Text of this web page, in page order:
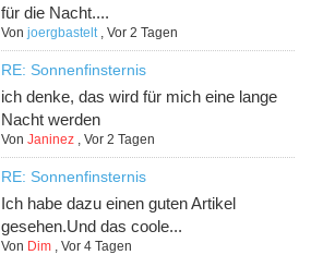
für die Nacht....
Vonjoergbastelt ,Vor 2 Tagen
RE: Sonnenfinsternis
ich denke, das wird für mich eine lange
Nacht werden
VonJaninez ,Vor 2 Tagen
RE: Sonnenfinsternis
Ich habe dazu einen guten Artikel
gesehen.Und das coole...
Von Dim ,Vor 4 Tagen